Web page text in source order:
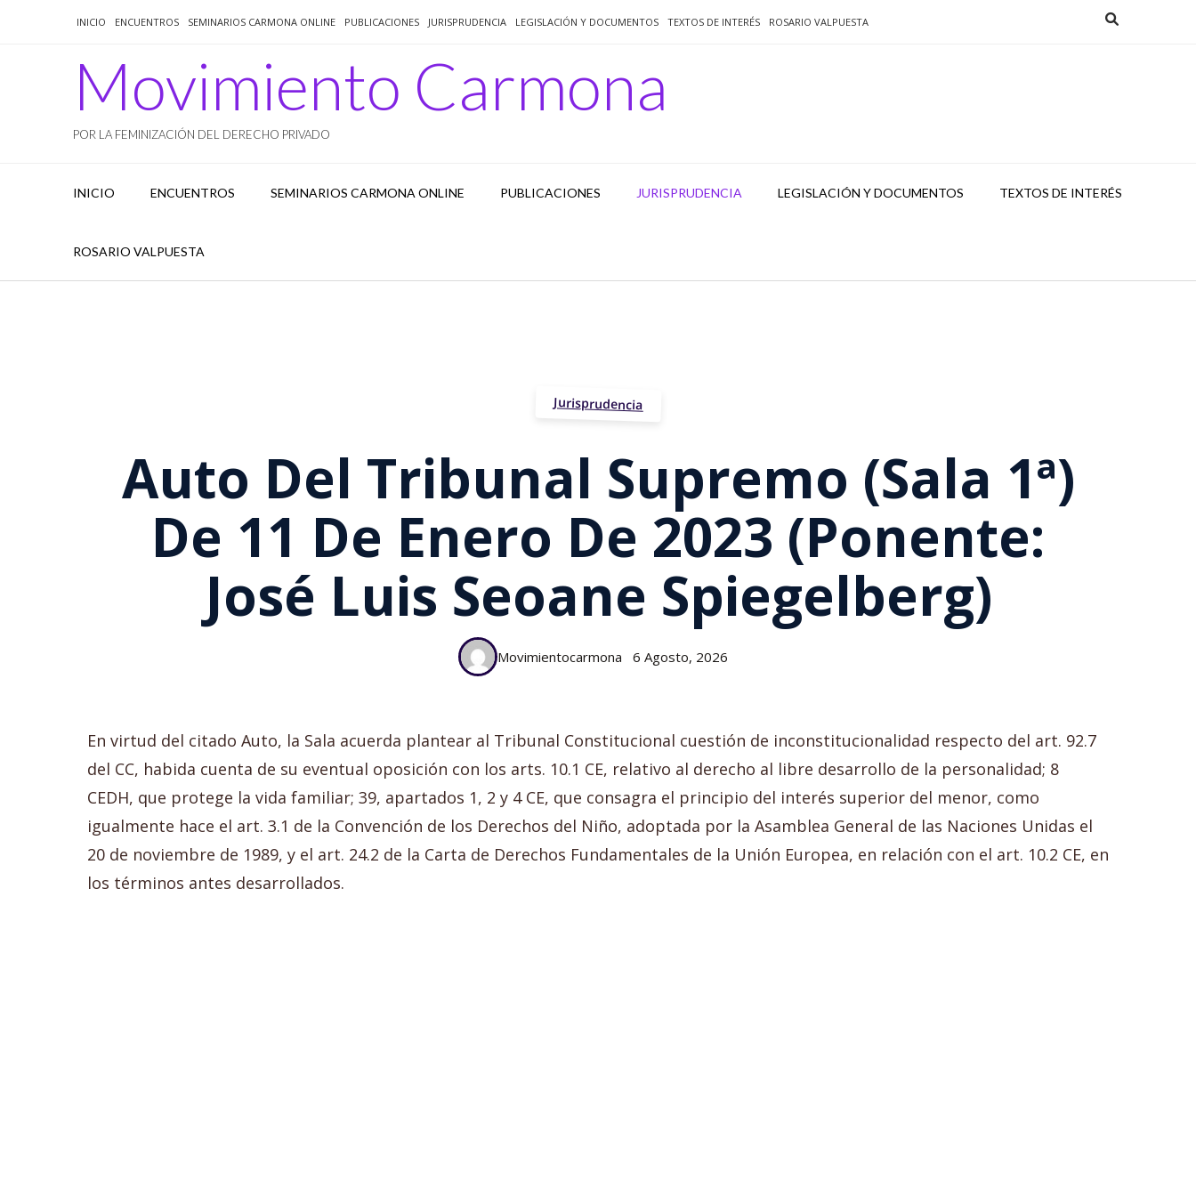
INICIO ENCUENTROS SEMINARIOS CARMONA ONLINE PUBLICACIONES JURISPRUDENCIA LEGISLACIÓN Y DOCUMENTOS TEXTOS DE INTERÉS ROSARIO VALPUESTA
Movimiento Carmona
POR LA FEMINIZACIÓN DEL DERECHO PRIVADO
INICIO ENCUENTROS SEMINARIOS CARMONA ONLINE PUBLICACIONES JURISPRUDENCIA LEGISLACIÓN Y DOCUMENTOS TEXTOS DE INTERÉS
ROSARIO VALPUESTA
Jurisprudencia
Auto Del Tribunal Supremo (Sala 1ª)
De 11 De Enero De 2023 (Ponente:
José Luis Seoane Spiegelberg)
Movimientocarmona 6 Agosto, 2026
En virtud del citado Auto, la Sala acuerda plantear al Tribunal Constitucional cuestión de inconstitucionalidad respecto del art. 92.7
del CC, habida cuenta de su eventual oposición con los arts. 10.1 CE, relativo al derecho al libre desarrollo de la personalidad; 8
CEDH, que protege la vida familiar; 39, apartados 1, 2 y 4 CE, que consagra el principio del interés superior del menor, como
igualmente hace el art. 3.1 de la Convención de los Derechos del Niño, adoptada por la Asamblea General de las Naciones Unidas el
20 de noviembre de 1989, y el art. 24.2 de la Carta de Derechos Fundamentales de la Unión Europea, en relación con el art. 10.2 CE, en
los términos antes desarrollados.